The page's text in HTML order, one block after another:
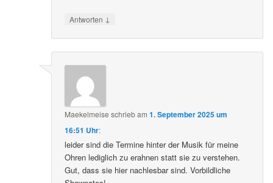
Antworten ↓
Maekelmeise schriebam1. September 2025 um
16:51 Uhr:
leider sind die Termine hinter der Musik für meine
Ohren lediglich zu erahnen statt sie zu verstehen.
Gut, dass sie hier nachlesbar sind. Vorbildliche